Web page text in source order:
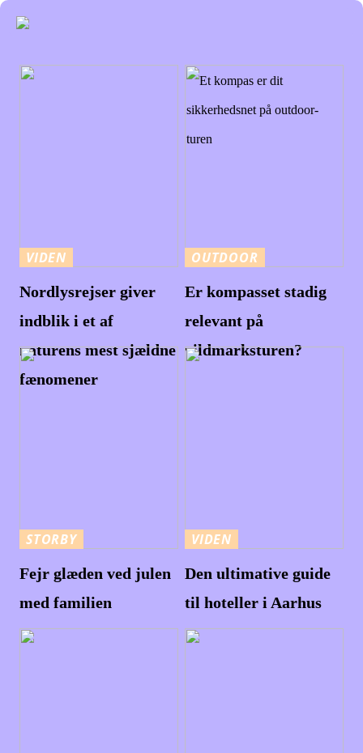
VIDEN
Nordlysrejser giver
indblik i et af
naturens mest sjældne
fænomener
OUTDOOR
Er kompasset stadig
relevant på
vildmarksturen?
STORBY
Fejr glæden ved julen
med familien
VIDEN
Den ultimative guide
til hoteller i Aarhus